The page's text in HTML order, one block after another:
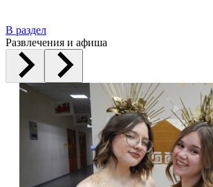
В раздел
Развлечения и афиша